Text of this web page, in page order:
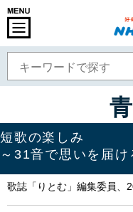
短歌の楽しみ
～31音で思いを届け
歌誌「りとむ」編集委員、